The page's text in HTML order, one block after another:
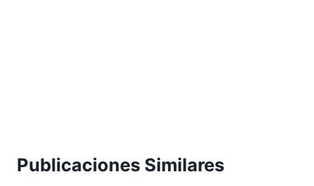
Publicaciones Similares